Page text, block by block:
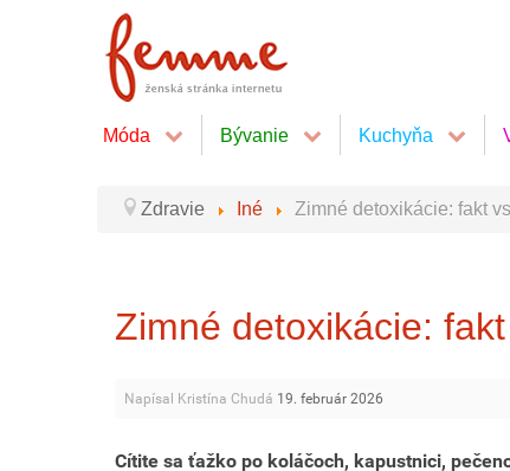
Móda Bývanie Kuchyňa
Zdravie Iné Zimné detoxikácie: fakt
Zimné detoxikácie:
Napísal Kristína Chudá 19. február 2026
Cítite sa ťažko po koláčoch, kapustnici,